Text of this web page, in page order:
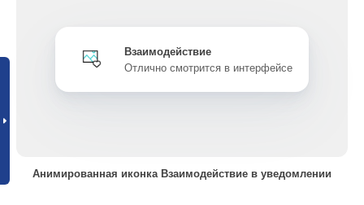
Взаимодействие
Отлично смотрится в интерфейсе
Анимированная иконка Взаимодействие в уведомлении